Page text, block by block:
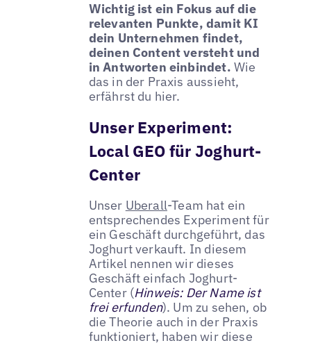
Wichtig ist ein Fokus auf die
relevanten Punkte, damit KI
dein Unternehmen findet,
deinen Content versteht und
in Antworten einbindet. Wie
das in der Praxis aussieht,
erfährst du hier.
Unser Experiment:
Local GEO für Joghurt-
Center
Unser Uberall-Team hat ein
entsprechendes Experiment für
ein Geschäft durchgeführt, das
Joghurt verkauft. In diesem
Artikel nennen wir dieses
Geschäft einfach Joghurt-
Center (Hinweis: Der Name ist
frei erfunden). Um zu sehen, ob
die Theorie auch in der Praxis
funktioniert, haben wir diese